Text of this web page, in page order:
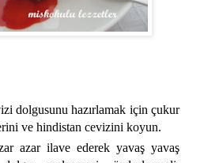
dolgusunu hazırlamak için çukur
ve hindistan cevizini koyun.
azar ilave ederek yavaş yavaş